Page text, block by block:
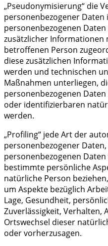
„Pseudonymisierung“ die
personenbezogener Daten
personenbezogenen
zusätzlicher Informationen
betroffenen Person
diese zusätzlichen
werden und technischen
Maßnahmen unterliegen,
personenbezogenen
oder identifizierbaren
werden.
„Profiling“ jede Art der
personenbezogener
personenbezogenen
bestimmte persönliche
natürliche Person
um Aspekte bezüglich
Lage, Gesundheit,
Zuverlässigkeit, Verhalten,
Ortswechsel dieser
oder vorherzusagen.